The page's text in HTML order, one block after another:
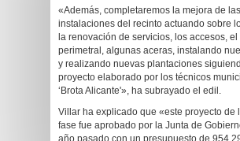
«Además, completaremos la mejora de las
instalaciones del recinto actuando sobre
la renovación de servicios, los accesos,
perimetral, algunas aceras, instalando
y realizando nuevas plantaciones
proyecto elaborado por los técnicos
‘Brota Alicante'», ha subrayado el edil.
Villar ha explicado que «este proyecto de
fase fue aprobado por la Junta de
año pasado con un presupuesto de